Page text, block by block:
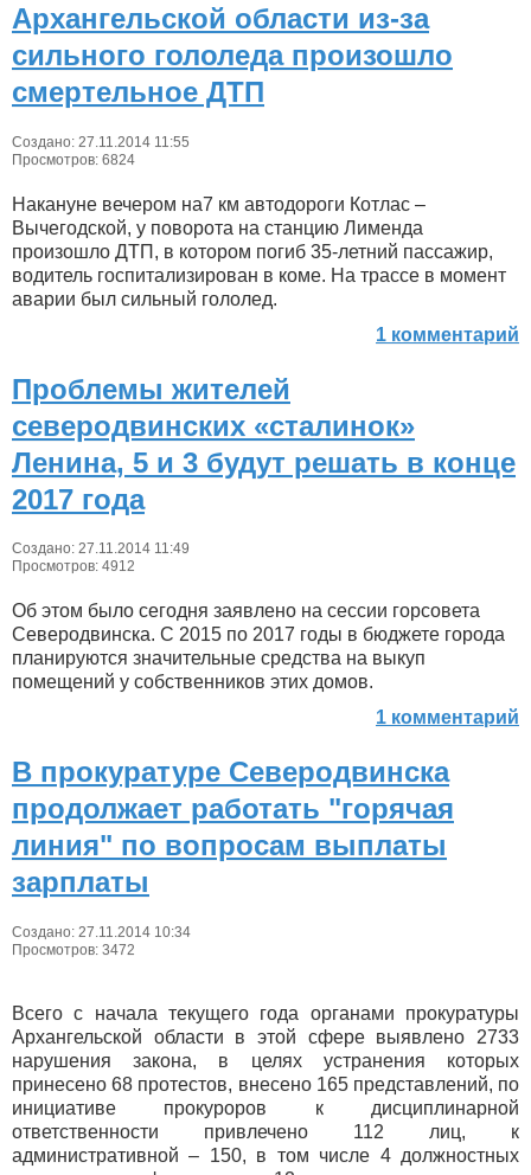
Архангельской области из-за
сильного гололеда произошло
смертельное ДТП
Создано: 27.11.2014 11:55
Просмотров: 6824
Накануне вечером на7 км автодороги Котлас –
Вычегодской, у поворота на станцию Лименда
произошло ДТП, в котором погиб 35-летний пассажир,
водитель госпитализирован в коме. На трассе в момент
аварии был сильный гололед.
1 комментарий
Проблемы жителей
северодвинских «сталинок»
Ленина, 5 и 3 будут решать в конце
2017 года
Создано: 27.11.2014 11:49
Просмотров: 4912
Об этом было сегодня заявлено на сессии горсовета
Северодвинска. С 2015 по 2017 годы в бюджете города
планируются значительные средства на выкуп
помещений у собственников этих домов.
1 комментарий
В прокуратуре Северодвинска
продолжает работать "горячая
линия" по вопросам выплаты
зарплаты
Создано: 27.11.2014 10:34
Просмотров: 3472
Всего с начала текущего года органами прокуратуры
Архангельской области в этой сфере выявлено 2733
нарушения закона, в целях устранения которых
принесено 68 протестов, внесено 165 представлений, по
инициативе прокуроров к дисциплинарной
ответственности привлечено 112 лиц, к
административной – 150, в том числе 4 должностных